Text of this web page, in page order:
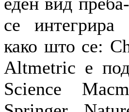
се интегрира
како што се:
Altmetric е
Science